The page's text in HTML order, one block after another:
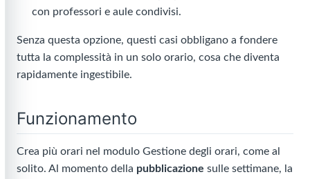
con professori e aule condivisi.
Senza questa opzione, questi casi obbligano a fondere
tutta la complessità in un solo orario, cosa che diventa
rapidamente ingestibile.
Funzionamento
Crea più orari nel modulo Gestione degli orari, come al
solito. Al momento della pubblicazione sulle settimane, la